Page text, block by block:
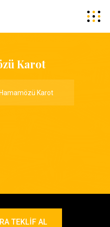
Karot
Hamamözü Karot
TEKLIF AL